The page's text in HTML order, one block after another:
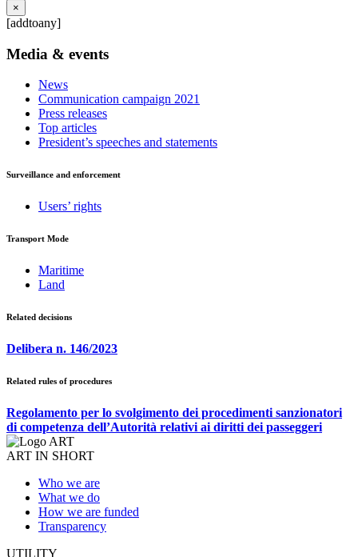
×
[addtoany]
Media & events
News
Communication campaign 2021
Press releases
Top articles
President’s speeches and statements
Surveillance and enforcement
Users’ rights
Transport Mode
Maritime
Land
Related decisions
Delibera n. 146/2023
Related rules of procedures
Regolamento per lo svolgimento dei procedimenti sanzionatori
di competenza dell’Autorità relativi ai diritti dei passeggeri
ART IN SHORT
Who we are
What we do
How we are funded
Transparency
UTILITY